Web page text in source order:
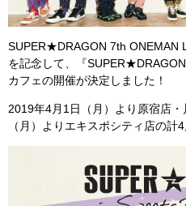
SUPER★DRAGON 7th ONEMAN
を記念して、『
カフェの開催が決定しました！
2019年4月1日（月）より原宿店
（月）よりエキスポシティ店の計